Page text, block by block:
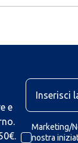
e
Marketing/
nostra